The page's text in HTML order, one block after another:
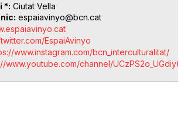
* Ciutat Vella
espaiavinyo@bcn.cat
EspaiAvinyo
www.instagram.com/bcn_interculturalitat/
www.youtube.com/channel/